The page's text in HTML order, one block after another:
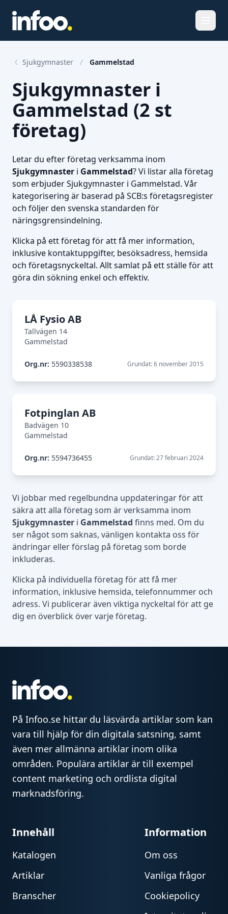
Sjukgymnaster Gammelstad
Sjukgymnaster i
Gammelstad (2 st
företag)
Letar du efter företag verksamma inom
Sjukgymnaster i Gammelstad? Vi listar alla företag
som erbjuder Sjukgymnaster i Gammelstad. Vår
kategorisering är baserad på SCB:s företagsregister
och följer den svenska standarden för
näringsgrensindelning.
Klicka på ett företag för att få mer information,
inklusive kontaktuppgifter, besöksadress, hemsida
och företagsnyckeltal. Allt samlat på ett ställe för att
göra din sökning enkel och effektiv.
LÅ Fysio AB
Tallvägen 14
Gammelstad
Org.nr: 5590338538 Grundat: 6 november 2015
Fotpinglan AB
Badvägen 10
Gammelstad
Org.nr: 5594736455 Grundat: 27 februari 2024
Vi jobbar med regelbundna uppdateringar för att
säkra att alla företag som är verksamma inom
Sjukgymnaster i Gammelstad finns med. Om du
ser något som saknas, vänligen kontakta oss för
ändringar eller förslag på företag som borde
inkluderas.
Klicka på individuella företag för att få mer
information, inklusive hemsida, telefonnummer och
adress. Vi publicerar även viktiga nyckeltal för att ge
dig en överblick över varje företag.
På Infoo.se hittar du läsvärda artiklar som kan
vara till hjälp för din digitala satsning, samt
även mer allmänna artiklar inom olika
områden. Populära artiklar är till exempel
content marketing och ordlista digital
marknadsföring.
Innehåll
Katalogen
Artiklar
Branscher
Information
Om oss
Vanliga frågor
Cookiepolicy